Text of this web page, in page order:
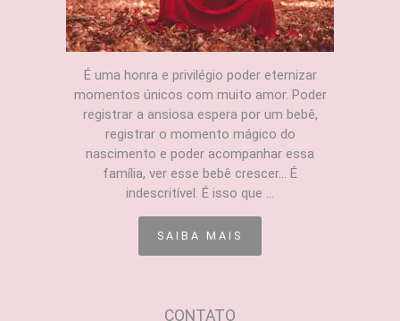
É uma honra e privilégio poder eternizar
momentos únicos com muito amor. Poder
registrar a ansiosa espera por um bebê,
registrar o momento mágico do
nascimento e poder acompanhar essa
família, ver esse bebê crescer... É
indescritível. É isso que ...
SAIBA MAIS
CONTATO